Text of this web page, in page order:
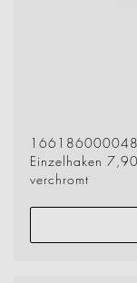
Einzelhaken
verchromt